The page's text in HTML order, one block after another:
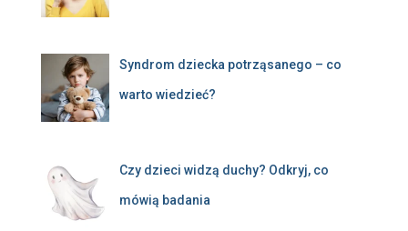
Syndrom dziecka potrząsanego – co
warto wiedzieć?
Czy dzieci widzą duchy? Odkryj, co
mówią badania